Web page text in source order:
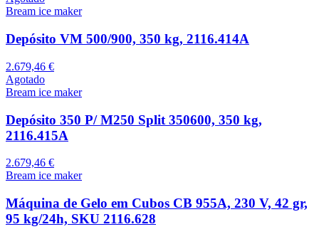
Bream ice maker
Depósito VM 500/900, 350 kg, 2116.414A
2.679,46 €
Agotado
Bream ice maker
Depósito 350 P/ M250 Split 350600, 350 kg,
2116.415A
2.679,46 €
Bream ice maker
Máquina de Gelo em Cubos CB 955A, 230 V, 42 gr,
95 kg/24h, SKU 2116.628